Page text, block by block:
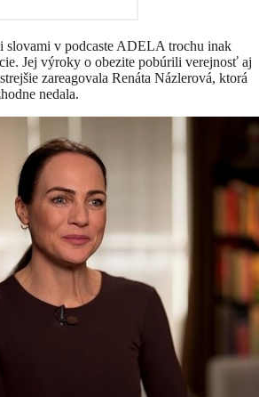
slovami v podcaste ADELA trochu inak
Jej výroky o obezite pobúrili verejnosť aj
zareagovala Renáta Názlerová, ktorá
nedala.